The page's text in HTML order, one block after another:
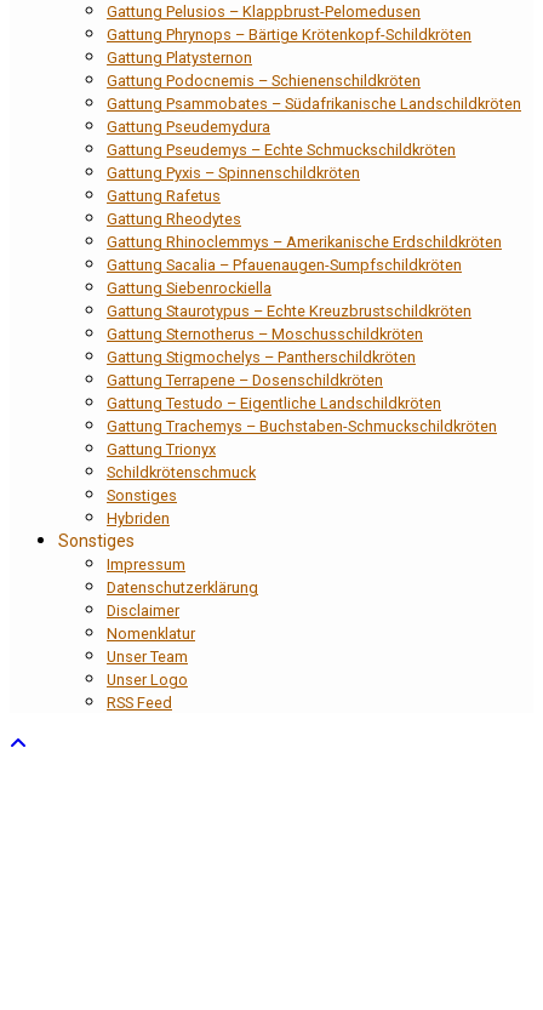
Gattung Pelusios – Klappbrust-Pelomedusen
Gattung Phrynops – Bärtige Krötenkopf-Schildkröten
Gattung Platysternon
Gattung Podocnemis – Schienenschildkröten
Gattung Psammobates – Südafrikanische Landschildkröten
Gattung Pseudemydura
Gattung Pseudemys – Echte Schmuckschildkröten
Gattung Pyxis – Spinnenschildkröten
Gattung Rafetus
Gattung Rheodytes
Gattung Rhinoclemmys – Amerikanische Erdschildkröten
Gattung Sacalia – Pfauenaugen-Sumpfschildkröten
Gattung Siebenrockiella
Gattung Staurotypus – Echte Kreuzbrustschildkröten
Gattung Sternotherus – Moschusschildkröten
Gattung Stigmochelys – Pantherschildkröten
Gattung Terrapene – Dosenschildkröten
Gattung Testudo – Eigentliche Landschildkröten
Gattung Trachemys – Buchstaben-Schmuckschildkröten
Gattung Trionyx
Schildkrötenschmuck
Sonstiges
Hybriden
Sonstiges
Impressum
Datenschutzerklärung
Disclaimer
Nomenklatur
Unser Team
Unser Logo
RSS Feed